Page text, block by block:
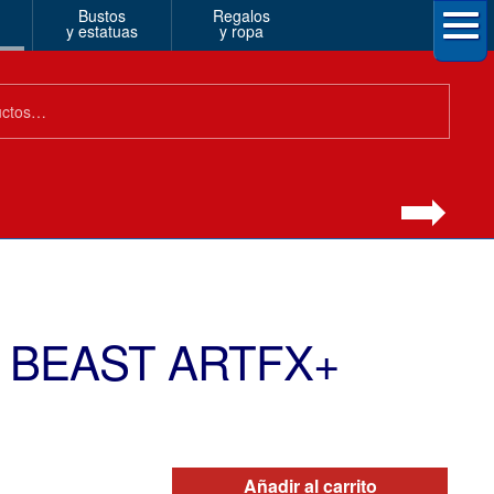
Bustos
y estatuas
Regalos
y ropa
ARTFX+
Añadir al carrito